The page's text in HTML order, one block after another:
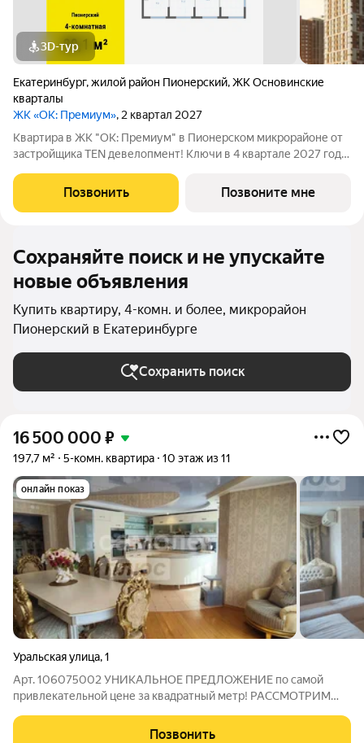
3D-тур
Екатеринбург,жилой район Пионерский,ЖК Основинские
кварталы
ЖК «ОК: Премиум», 2 квартал 2027
Квартира в ЖК "ОК: Премиум" в Пионерском микрорайоне от
застройщика TEN девелопмент! Ключи в 4 квартале 2027 года.
локацию Основинского парка, включающего 5 домов высотой
от 14 до 31 этажей.
Позвонить Позвоните мне
Сохраняйте поиск и не упускайте
новые объявления
Купить квартиру, 4-комн. и более, микрорайон
Пионерский в Екатеринбурге
Сохранить поиск
16 500 000 ₽
197,7 м² 5-комн. квартира 10 этаж из 11
онлайн показ
Уральская улица,1
Арт. 106075002 УНИКАЛЬНОЕ ПРЕДЛОЖЕНИЕ по самой
привлекательной цене за квадратный метр! РАССМОТРИМ
Позвонить